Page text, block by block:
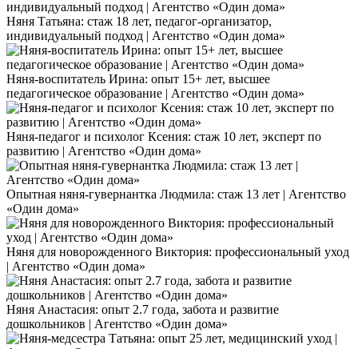
Няня Татьяна: стаж 18 лет, педагог-организатор,
индивидуальный подход | Агентство «Один дома»
Няня-воспитатель Ирина: опыт 15+ лет, высшее
педагогическое образование | Агентство «Один дома»
Няня-педагог и психолог Ксения: стаж 10 лет, эксперт по
развитию | Агентство «Один дома»
Опытная няня-гувернантка Людмила: стаж 13 лет | Агентство
«Один дома»
Няня для новорожденного Виктория: профессиональный уход
| Агентство «Один дома»
Няня Анастасия: опыт 2.7 года, забота и развитие
дошкольников | Агентство «Один дома»